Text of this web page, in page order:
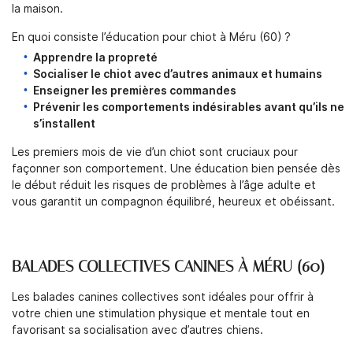
la maison.
En quoi consiste l’éducation pour chiot à Méru (60) ?
Apprendre la propreté
Socialiser le chiot avec d’autres animaux et humains
Enseigner les premières commandes
Prévenir les comportements indésirables avant qu’ils ne
s’installent
Les premiers mois de vie d’un chiot sont cruciaux pour
façonner son comportement. Une éducation bien pensée dès
le début réduit les risques de problèmes à l’âge adulte et
vous garantit un compagnon équilibré, heureux et obéissant.
BALADES COLLECTIVES CANINES À MÉRU (60)
Les balades canines collectives sont idéales pour offrir à
votre chien une stimulation physique et mentale tout en
favorisant sa socialisation avec d’autres chiens.